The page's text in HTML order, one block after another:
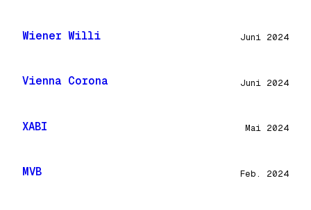
Wiener Willi Juni 2024
Vienna Corona Juni 2024
XABI Mai 2024
MVB Feb. 2024